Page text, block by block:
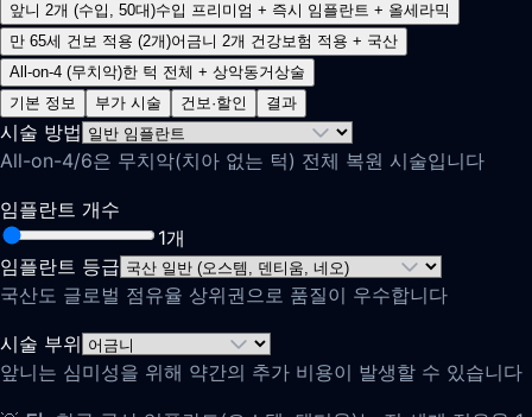
앞니 2개 (수입, 50대)수입 프리미엄 + 즉시 임플란트 + 올세라믹
만 65세 건보 적용 (2개)어금니 2개 건강보험 적용 + 국산
All-on-4 (무치악)한 턱 전체 + 상악동거상술
기본 정보
부가 시술 건보·할인 결과
시술 방법
All-on-4/6은 무치악(치아 없는 턱) 전체 복원 시술입니다
임플란트 개수
1개
임플란트 등급
국산도 글로벌 점유율 상위권으로 품질이 우수합니다
시술 부위
앞니는 심미성을 위해 약간의 추가 비용이 발생할 수 있습니다